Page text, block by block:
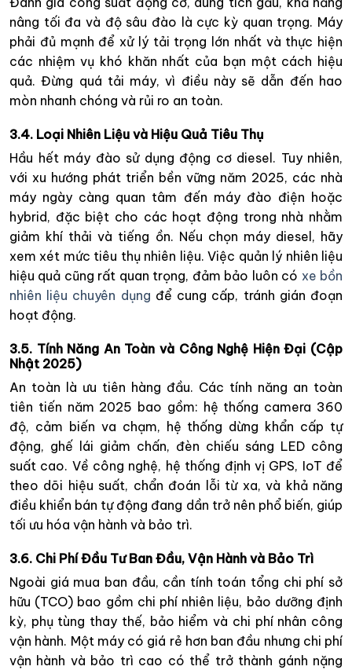
nâng tối đa và độ sâu đào là cực kỳ quan trọng. Máy
phải đủ mạnh để xử lý tải trọng lớn nhất và thực hiện
các nhiệm vụ khó khăn nhất của bạn một cách hiệu
quả. Đừng quá tải máy, vì điều này sẽ dẫn đến hao
mòn nhanh chóng và rủi ro an toàn.
3.4. Loại Nhiên Liệu và Hiệu Quả Tiêu Thụ
Hầu hết máy đào sử dụng động cơ diesel. Tuy nhiên,
với xu hướng phát triển bền vững năm 2025, các nhà
máy ngày càng quan tâm đến máy đào điện hoặc
hybrid, đặc biệt cho các hoạt động trong nhà nhằm
giảm khí thải và tiếng ồn. Nếu chọn máy diesel, hãy
xem xét mức tiêu thụ nhiên liệu. Việc quản lý nhiên liệu
hiệu quả cũng rất quan trọng, đảm bảo luôn có xe bồn
nhiên liệu chuyên dụng để cung cấp, tránh gián đoạn
hoạt động.
3.5. Tính Năng An Toàn và Công Nghệ Hiện Đại (Cập
Nhật 2025)
An toàn là ưu tiên hàng đầu. Các tính năng an toàn
tiên tiến năm 2025 bao gồm: hệ thống camera 360
độ, cảm biến va chạm, hệ thống dừng khẩn cấp tự
động, ghế lái giảm chấn, đèn chiếu sáng LED công
suất cao. Về công nghệ, hệ thống định vị GPS, IoT để
theo dõi hiệu suất, chẩn đoán lỗi từ xa, và khả năng
điều khiển bán tự động đang dần trở nên phổ biến, giúp
tối ưu hóa vận hành và bảo trì.
3.6. Chi Phí Đầu Tư Ban Đầu, Vận Hành và Bảo Trì
Ngoài giá mua ban đầu, cần tính toán tổng chi phí sở
hữu (TCO) bao gồm chi phí nhiên liệu, bảo dưỡng định
kỳ, phụ tùng thay thế, bảo hiểm và chi phí nhân công
vận hành. Một máy có giá rẻ hơn ban đầu nhưng chi phí
vận hành và bảo trì cao có thể trở thành gánh nặng